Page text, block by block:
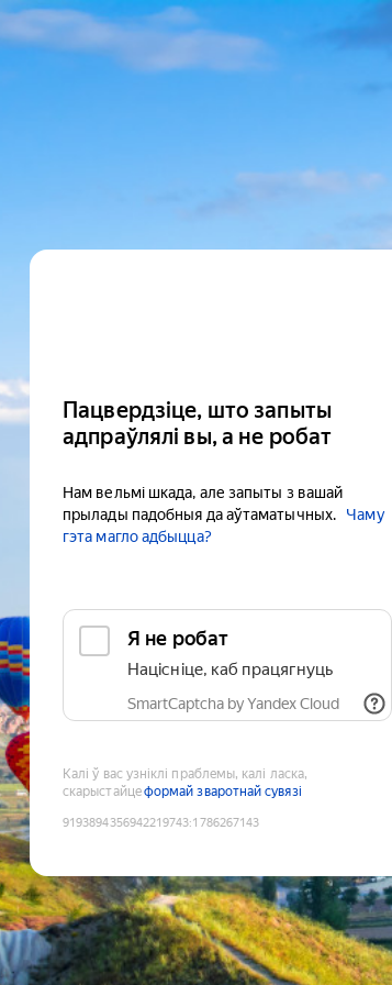
Пацвердзіце, што запыты
адпраўлялі вы, а не робат
Нам вельмі шкада, але запыты з вашай
прылады падобныя да аўтаматычных.
Чаму
гэта магло адбыцца?
Я не робат
Націсніце, каб працягнуць
SmartCaptcha by Yandex Cloud
Калі ў вас узніклі праблемы, калі ласка,
скарыстайцеформай зваротнай сувязі
9193894356942219743:1786267143